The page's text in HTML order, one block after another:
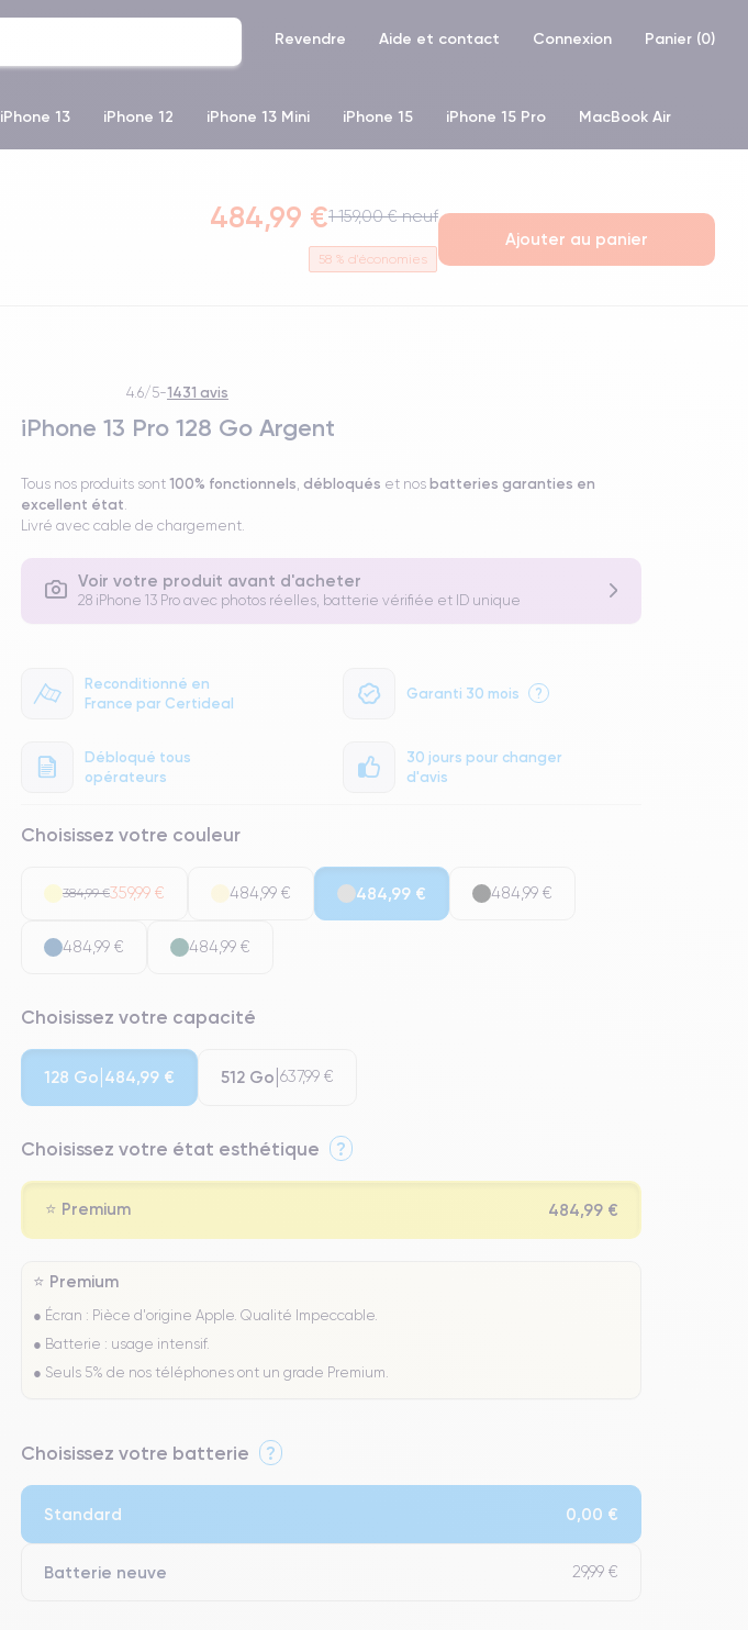
Revendre Aide et contact Connexion Panier (0)
iPhone 13 iPhone 12 iPhone 13 Mini iPhone 15 iPhone 15 Pro MacBook Air
484,99 €1 159,00 € neuf
58 % d'économies
Ajouter au panier
4.6/5-1431 avis
iPhone 13 Pro 128 Go Argent
Tous nos produits sont 100% fonctionnels débloqués et nos batteries garanties en
excellent état
Livré avec cable de chargement.
Voir votre produit avant d'acheter
28 iPhone 13 Pro avec photos réelles, batterie vérifiée et ID unique
Reconditionné en
France par Certideal
Garanti 30 mois ?
Débloqué tous
opérateurs
30 jours pour changer
d'avis
Choisissez votre couleur
384,99 €359,99 € 484,99 € 484,99 € 484,99 €
484,99 € 484,99 €
Choisissez votre capacité
128 Go 484,99 € 512 Go 637,99 €
Choisissez votre état esthétique ?
⭐ Premium 484,99 €
⭐ Premium
● Écran : Pièce d'origine Apple. Qualité Impeccable.
● Batterie : usage intensif.
● Seuls 5% de nos téléphones ont un grade Premium.
Choisissez votre batterie ?
Standard 0,00 €
Batterie neuve 29,99 €